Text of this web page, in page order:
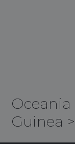
Oceania
Guinea >